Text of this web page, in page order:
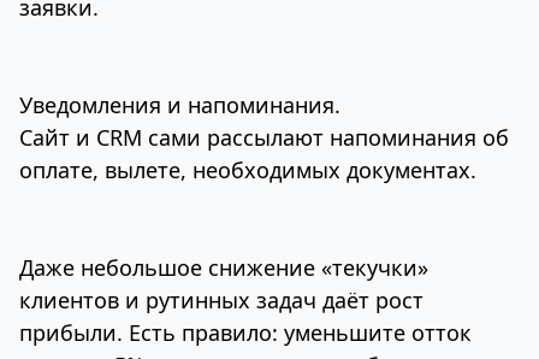
заявки.
Уведомления и напоминания.
Сайт и CRM сами рассылают напоминания об
оплате, вылете, необходимых документах.
Даже небольшое снижение «текучки»
клиентов и рутинных задач даёт рост
прибыли. Есть правило: уменьшите отток